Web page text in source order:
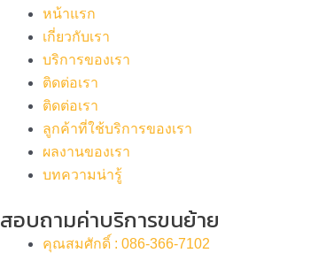
หน้าแรก
เกี่ยวกับเรา
บริการของเรา
ติดต่อเรา
ติดต่อเรา
ลูกค้าที่ใช้บริการของเรา
ผลงานของเรา
บทความน่ารู้
สอบถามค่าบริการขนย้าย
คุณสมศักดิ์ : 086-366-7102